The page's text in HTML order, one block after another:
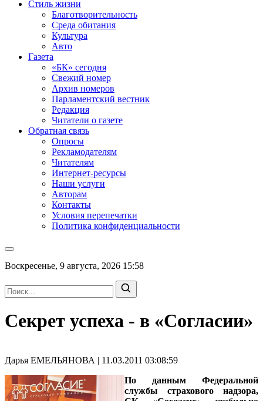
Стиль жизни
Благотворительность
Среда обитания
Культура
Авто
Газета
«БК» сегодня
Свежий номер
Архив номеров
Парламентский вестник
Редакция
Читатели о газете
Обратная связь
Опросы
Рекламодателям
Читателям
Интернет-ресурсы
Наши услуги
Авторам
Контакты
Условия перепечатки
Политика конфиденциальности
Воскресенье, 9 августа, 2026 15:58
Секрет успеха - в «Согласии»
Дарья ЕМЕЛЬЯНОВА | 11.03.2011 03:08:59
По данным Федеральной
службы страхового надзора,